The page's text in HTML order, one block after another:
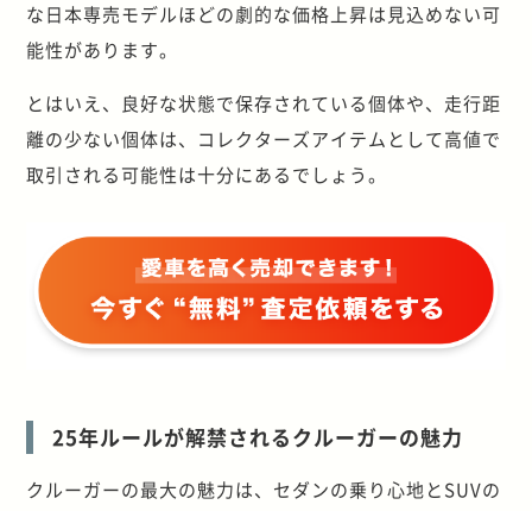
な日本専売モデルほどの劇的な価格上昇は見込めない可
能性があります。
とはいえ、良好な状態で保存されている個体や、走行距
離の少ない個体は、コレクターズアイテムとして高値で
取引される可能性は十分にあるでしょう。
25年ルールが解禁されるクルーガーの魅力
クルーガーの最大の魅力は、セダンの乗り心地とSUVの